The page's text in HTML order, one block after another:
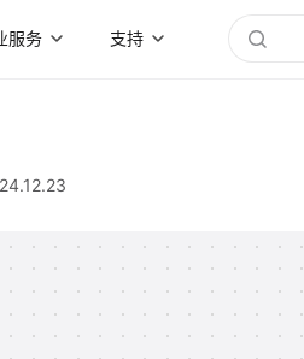
服务 支持